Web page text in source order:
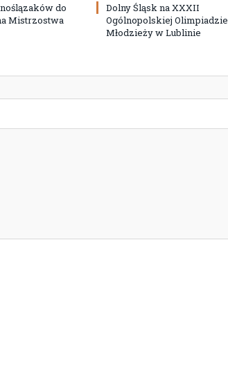
do
Mistrzostwa
Dolny Śląsk na XXXII
Ogólnopolskiej Olimpiadzie
Młodzieży w Lublinie